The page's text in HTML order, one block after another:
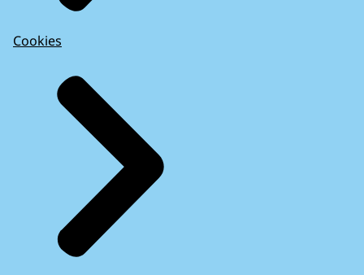
Cookies